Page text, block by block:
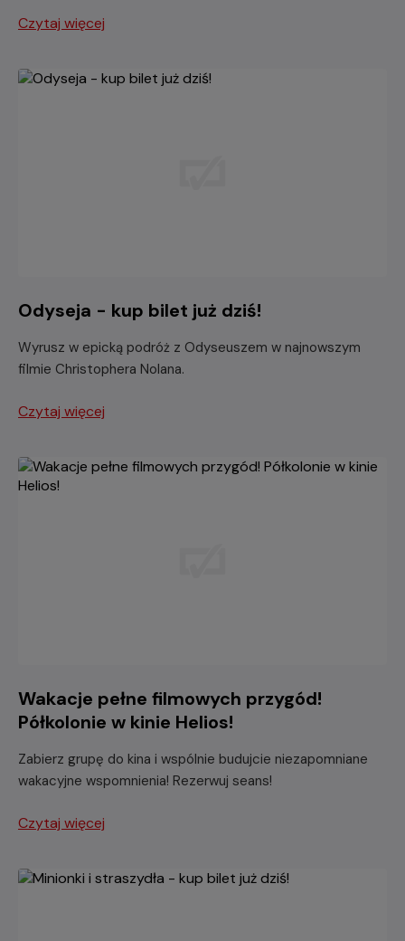
Czytaj więcej
Odyseja - kup bilet już dziś!
Wyrusz w epicką podróż z Odyseuszem w najnowszym
filmie Christophera Nolana.
Czytaj więcej
Wakacje pełne filmowych przygód!
Półkolonie w kinie Helios!
Zabierz grupę do kina i wspólnie budujcie niezapomniane
wakacyjne wspomnienia! Rezerwuj seans!
Czytaj więcej